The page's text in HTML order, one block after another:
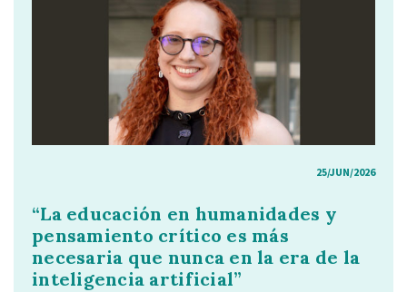
25/JUN/2026
“La educación en humanidades y
pensamiento crítico es más
necesaria que nunca en la era de la
inteligencia artificial”